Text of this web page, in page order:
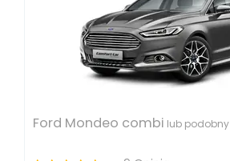
Ford Mondeo combi lub podobny